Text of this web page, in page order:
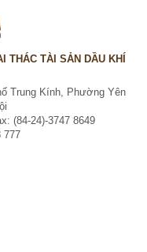
THÁC TÀI SẢN DẦU KHÍ
Trung Kính, Phường Yên
(84-24)-3747 8649
777